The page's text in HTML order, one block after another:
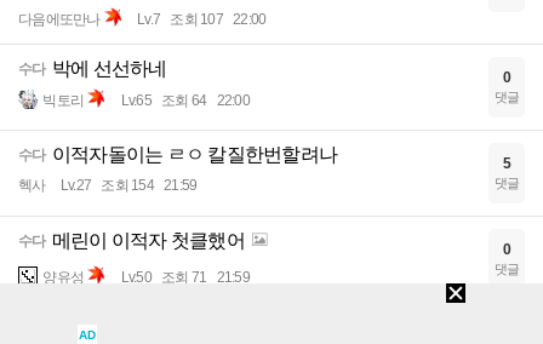
다음에또만나 Lv.7 조회 107 22:00
수다 박에 선선하네
빅토리 Lv.65 조회 64 22:00
0
댓글
수다 이적자돌이는 ㄹㅇ 칼질한번할려나
헥사 Lv.27 조회 154 21:59
5
댓글
수다 메린이 이적자 첫클했어
양유성 Lv.50 조회 71 21:59
0
댓글
뭔 날씨가 하루아침에 확 바뀌냐
AD